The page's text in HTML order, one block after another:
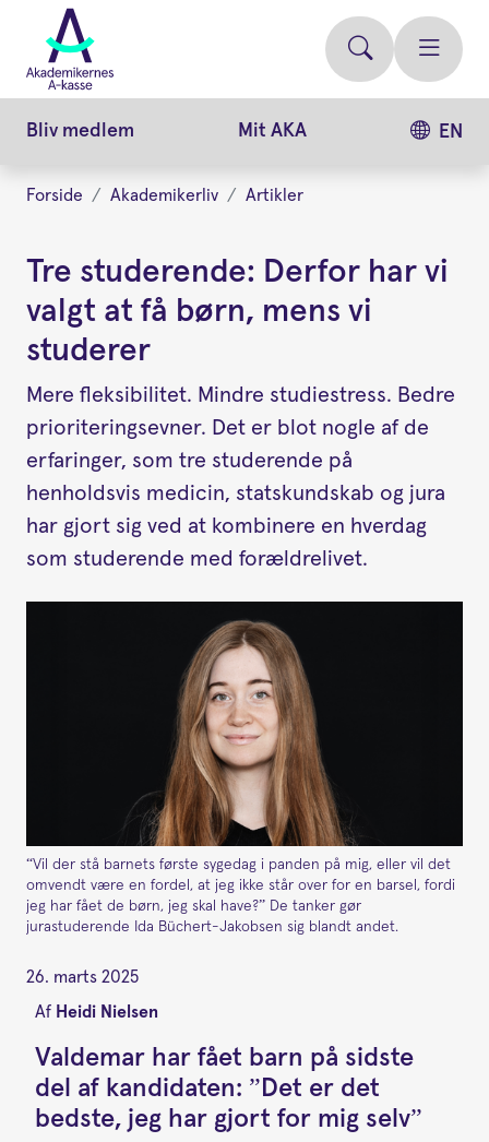
videre
hovedindhold
Bliv medlem Mit AKA EN
Forside Akademikerliv Artikler
Tre studerende: Derfor har vi
valgt at få børn, mens vi
studerer
Mere fleksibilitet. Mindre studiestress. Bedre
prioriteringsevner. Det er blot nogle af de
erfaringer, som tre studerende på
henholdsvis medicin, statskundskab og jura
har gjort sig ved at kombinere en hverdag
som studerende med forældrelivet.
“Vil der stå barnets første sygedag i panden på mig, eller vil det
omvendt være en fordel, at jeg ikke står over for en barsel, fordi
jeg har fået de børn, jeg skal have?” De tanker gør
jurastuderende Ida Büchert-Jakobsen sig blandt andet.
26. marts 2025
Af Heidi Nielsen
Valdemar har fået barn på sidste
del af kandidaten: ”Det er det
bedste, jeg har gjort for mig selv”